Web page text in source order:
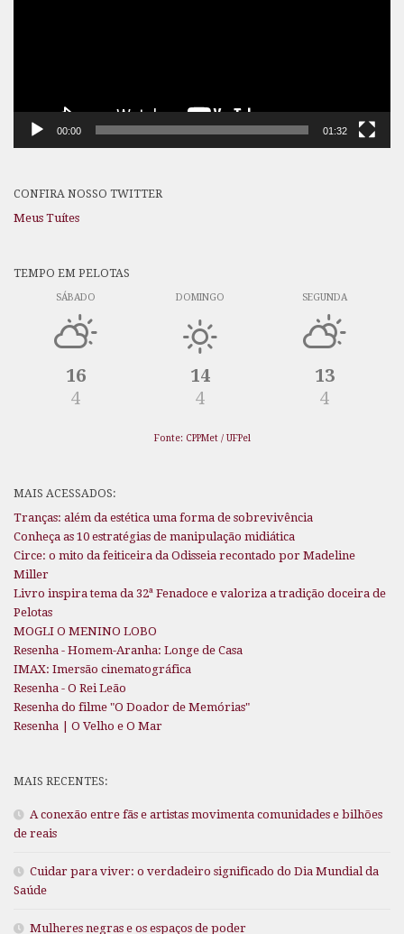
00:00 01:32
CONFIRA NOSSO TWITTER
Meus Tuítes
TEMPO EM PELOTAS
SÁBADO
16
4
DOMINGO
14
4
SEGUNDA
13
4
Fonte: CPPMet / UFPel
MAIS ACESSADOS:
Tranças: além da estética uma forma de sobrevivência
Conheça as 10 estratégias de manipulação midiática
Circe: o mito da feiticeira da Odisseia recontado por Madeline
Miller
Livro inspira tema da 32ª Fenadoce e valoriza a tradição doceira de
Pelotas
MOGLI O MENINO LOBO
Resenha - Homem-Aranha: Longe de Casa
IMAX: Imersão cinematográfica
Resenha - O Rei Leão
Resenha do filme "O Doador de Memórias"
Resenha | O Velho e O Mar
MAIS RECENTES:
A conexão entre fãs e artistas movimenta comunidades e bilhões
de reais
Cuidar para viver: o verdadeiro significado do Dia Mundial da
Saúde
Mulheres negras e os espaços de poder